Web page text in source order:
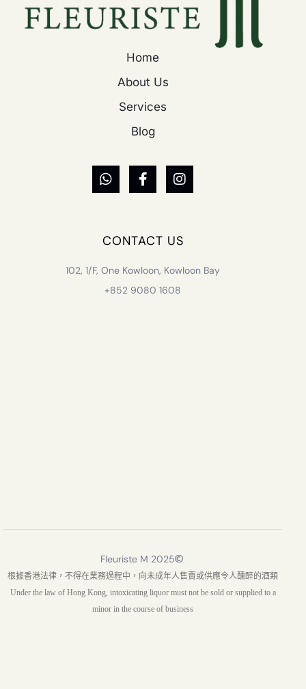
Home
About Us
Services
Blog
CONTACT US
102, 1/F, One Kowloon, Kowloon Bay
+852 9080 1608
Fleuriste M 2025
根據香港法律，不得在業務過程中，向未成年人售賣或供應令人醺醉的酒類
Under the law of Hong Kong, intoxicating liquor must not be sold or supplied to a
minor in the course of business